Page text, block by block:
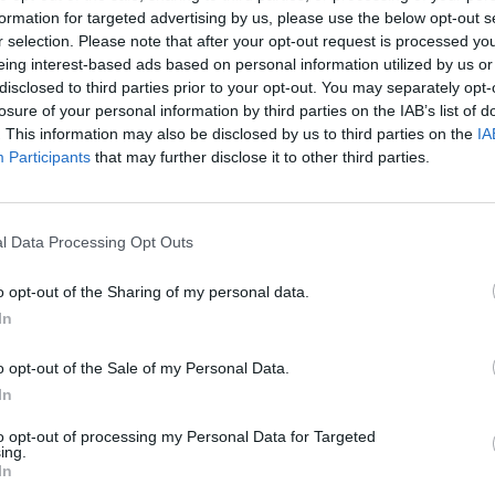
for targeted advertising by us, please use the below opt-out
selection. Please note that after your opt-out request is processed
interest-based ads based on personal information utilized by us
to third parties prior to your opt-out. You may separately
of your personal information by third parties on the IAB’s list of
This information may also be disclosed by us to third parties on the
Participants that may further disclose it to other third parties.
Data Processing Opt Outs
opt-out of the Sharing of my personal data.
opt-out of the Sale of my Personal Data.
opt-out of processing my Personal Data for Targeted
con una poetica canzone a
cancello d’ingresso di quello che fu il
lo sferragliare di tram guiderà i passi
Elettrica della Valganna. Una sosta
Banca Popolare di Luino e Varese.
la possibilità di “volare” con le
verso Bellinzona?«L’odore umido delle
ferro» indurranno a volgere lo sguardo
diCasa Zanella , su cui, un tempo,
Pierino Chiara si allenava a conoscere il
personaggi, a cogliere le sfumature della
e rumori della natura, a curiosare con lo
che diverrà, in gioventù, una sua